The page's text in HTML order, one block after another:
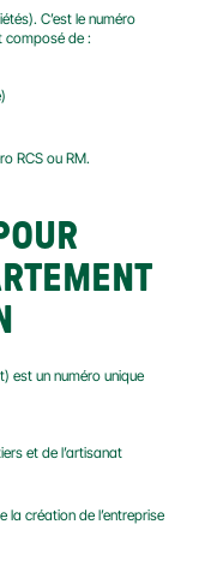
C’est le numéro
composé de :
RCS ou RM.
est un numéro unique
et de l’artisanat
la création de l’entreprise